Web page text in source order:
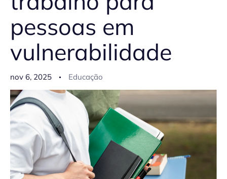
pessoas em
vulnerabilidade
nov 6, 2025 Educação